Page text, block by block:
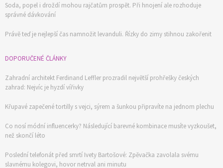
Soda, popel i droždí mohou rajčatům prospět. Při hnojení ale rozhoduje
správné dávkování
Právě teď je nejlepší čas namnožit levanduli. Řízky do zimy stihnou zakořenit
DOPORUČENÉ ČLÁNKY
Zahradní architekt Ferdinand Leffler prozradil největší prohřešky českých
zahrad: Nejvíc je hyzdí vířivky
Křupavé zapečené tortilly s vejci, sýrem a šunkou připravíte na jednom plechu
Co nosí módní influencerky? Následující barevné kombinace musíte vyzkoušet,
než skončí léto
Poslední telefonát před smrtí Ivety Bartošové: Zpěvačka zavolala svému
slavnému kolegovi, hovor netrval ani minutu